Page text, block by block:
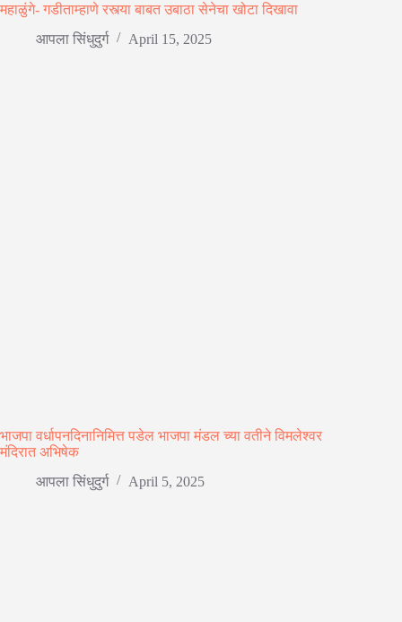
महाळुंगे- गडीताम्हाणे रस्त्या बाबत उबाठा सेनेचा खोटा दिखावा
आपला सिंधुदुर्ग
April 15, 2025
भाजपा वर्धापनदिनानिमित्त पडेल भाजपा मंडल च्या वतीने विमलेश्वर
मंदिरात अभिषेक
आपला सिंधुदुर्ग
April 5, 2025